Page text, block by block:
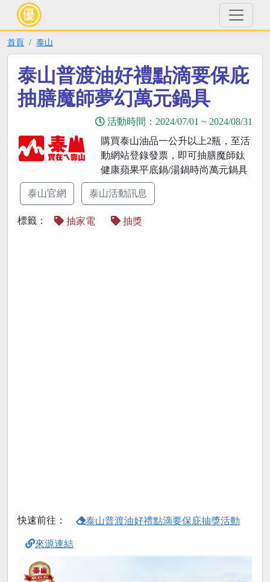
首頁 泰山
泰山普渡油好禮點滴要保庇
抽膳魔師夢幻萬元鍋具
活動時間： 2024/07/01 ~ 2024/08/31
購買泰山油品一公升以上2瓶，至活
動網站登錄發票，即可抽膳魔師鈦
健康蘋果平底鍋/湯鍋時尚萬元鍋具
泰山官網 泰山活動訊息
標籤： 抽家電 抽獎
快速前往： 泰山普渡油好禮點滴要保庇抽獎活動
來源連結